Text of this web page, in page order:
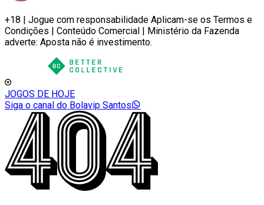
+18 | Jogue com responsabilidade Aplicam-se os Termos e
Condições | Conteúdo Comercial | Ministério da Fazenda
adverte: Aposta não é investimento.
JOGOS DE HOJE
Siga o canal do Bolavip Santos